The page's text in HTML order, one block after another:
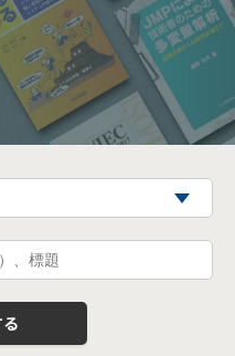
会2026お申込み受付中